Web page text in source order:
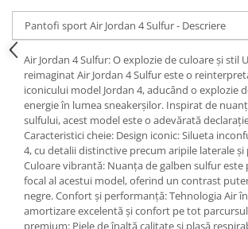
Pantofi sport Air Jordan 4 Sulfur - Descriere
Air Jordan 4 Sulfur: O explozie de culoare și stil
reimaginat Air Jordan 4 Sulfur este o
iconicului model Jordan 4, aducând o explozie
energie în lumea sneakerșilor. Inspirat de
sulfului, acest model este o adevărată
Caracteristici cheie: Design iconic: Silueta
4, cu detalii distinctive precum aripile laterale și
Culoare vibrantă: Nuanța de galben sulfur
focal al acestui model, oferind un contrast
negre. Confort și performanță: Tehnologia Air
amortizare excelentă și confort pe tot
premium: Piele de înaltă calitate și plasă